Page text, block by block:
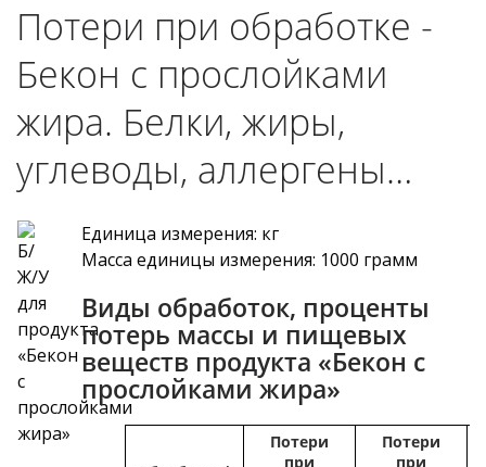
Потери при обработке -
Бекон с прослойками
жира. Белки, жиры,
углеводы, аллергены…
Единица измерения: кг
Масса единицы измерения: 1000 грамм
Виды обработок, проценты
потерь массы и пищевых
веществ продукта «Бекон с
прослойками жира»
Потери
при
Потери
при